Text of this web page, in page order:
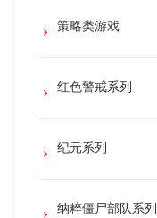
策略类游戏
红色警戒系列
纪元系列
纳粹僵尸部队系列